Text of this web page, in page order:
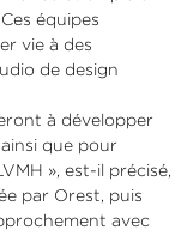
équipes
vie à des
de design
à développer
que pour
», est-il précisé,
par Orest, puis
avec